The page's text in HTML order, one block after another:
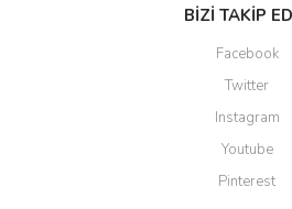
BİZİ TAKİP
Facebook
Twitter
Instagram
Youtube
Pinterest